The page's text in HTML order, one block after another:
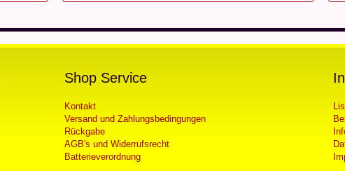
Shop Service
Kontakt
Versand und Zahlungsbedingungen
Rückgabe
AGB's und Widerrufsrecht
Batterieverordnung